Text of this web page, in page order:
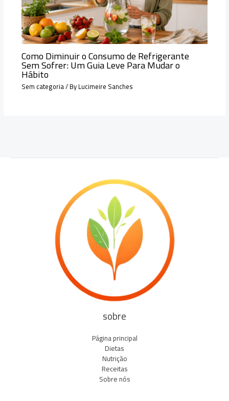
Como Diminuir o Consumo de Refrigerante
Sem Sofrer: Um Guia Leve Para Mudar o
Hábito
Sem categoria/ ByLucimeire Sanches
sobre
Página principal
Dietas
Nutrição
Receitas
Sobre nós